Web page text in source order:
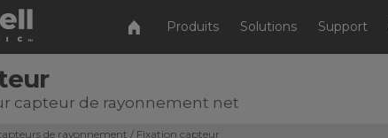
Produits Solutions Support
capteur de rayonnement net
de rayonnement / Fixation capteur